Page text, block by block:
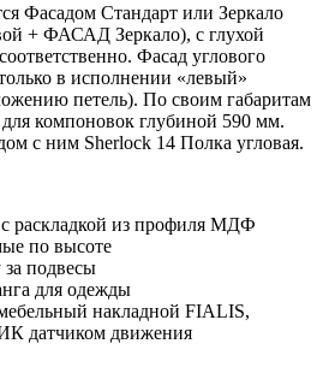
Фасадом Стандарт или Зеркало
+ ФАСАД Зеркало), с глухой
Фасад углового
в исполнении «левый»
петель). По своим габаритам
компоновок глубиной 590 мм.
с ним Sherlock 14 Полка угловая.
раскладкой из профиля МДФ
по высоте
за подвесы
для одежды
накладной FIALIS,
датчиком движения